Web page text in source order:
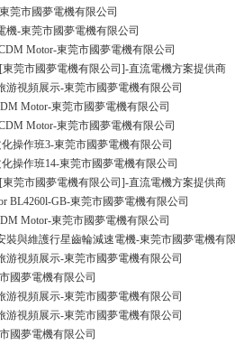
莞市國夢電機有限公司
機-東莞市國夢電機有限公司
Motor-東莞市國夢電機有限公司
莞市國夢電機有限公司]-直流電機方案提供商
游視頻展示-東莞市國夢電機有限公司
Motor-東莞市國夢電機有限公司
Motor-東莞市國夢電機有限公司
操作班3-東莞市國夢電機有限公司
操作班14-東莞市國夢電機有限公司
莞市國夢電機有限公司]-直流電機方案提供商
BL4260l-GB-東莞市國夢電機有限公司
Motor-東莞市國夢電機有限公司
裝與維護行星齒輪減速電機-東莞市國夢電機有
游視頻展示-東莞市國夢電機有限公司
國夢電機有限公司
游視頻展示-東莞市國夢電機有限公司
游視頻展示-東莞市國夢電機有限公司
國夢電機有限公司